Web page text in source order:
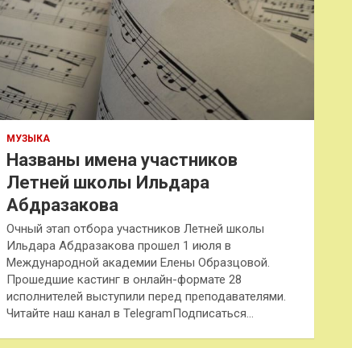
МУЗЫКА
Названы имена участников
Летней школы Ильдара
Абдразакова
Очный этап отбора участников Летней школы
Ильдара Абдразакова прошел 1 июля в
Международной академии Елены Образцовой.
Прошедшие кастинг в онлайн-формате 28
исполнителей выступили перед преподавателями.
Читайте наш канал в TelegramПодписаться…